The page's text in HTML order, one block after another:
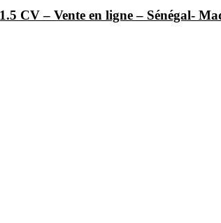
CV – Vente en ligne – Sénégal-